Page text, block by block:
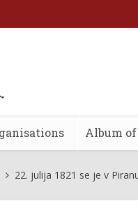
Album
22. julija 1821 se je v